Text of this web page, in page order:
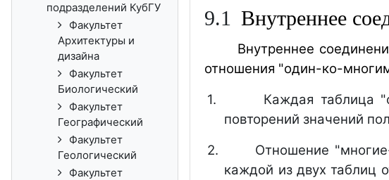
9.1 Внутреннее
Внутреннее
отношения "один-ко-
1.
Каждая таблица
повторений значений
2.
Отношение
каждой из двух таблиц
подразделений КубГУ
Факультет
Архитектуры и
дизайна
Факультет
Биологический
Факультет
Географический
Факультет
Геологический
Факультет